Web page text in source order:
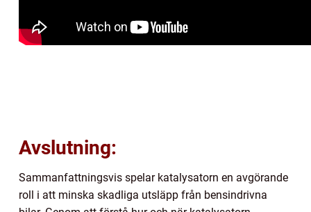
Avslutning:
Sammanfattningsvis spelar katalysatorn en avgörande
roll i att minska skadliga utsläpp från bensindrivna